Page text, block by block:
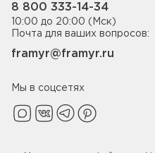
8 800 333-14-34
10:00 до 20:00 (Мск)
Почта для ваших вопросов:
framyr@framyr.ru
Мы в соцсетях